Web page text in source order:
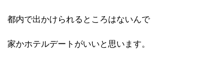
都内で出かけられるところはないんで
家かホテルデートがいいと思います。